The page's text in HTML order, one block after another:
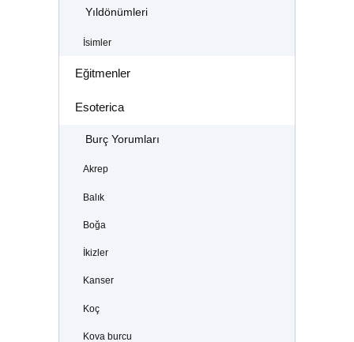
Yıldönümleri
İsimler
Eğitmenler
Esoterica
Burç Yorumları
Akrep
Balık
Boğa
İkizler
Kanser
Koç
Kova burcu